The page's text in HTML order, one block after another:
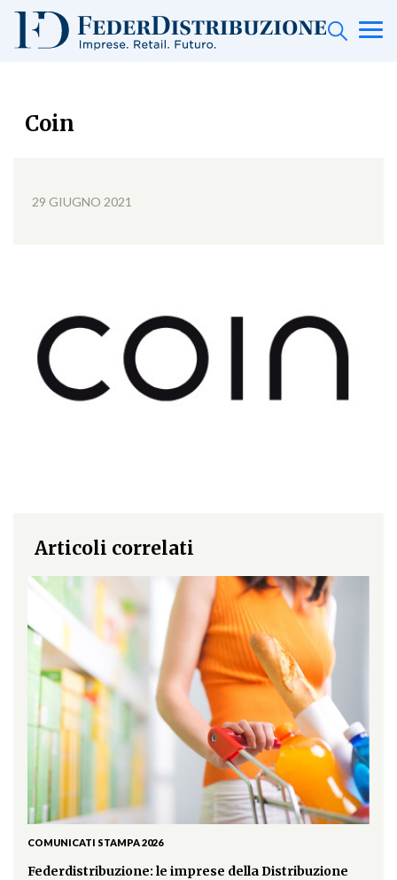
Coin
29 GIUGNO 2021
Articoli correlati
COMUNICATI STAMPA 2026
Federdistribuzione: le imprese della Distribuzione